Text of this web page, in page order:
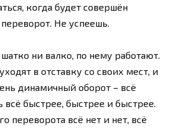
когда будет совершён
Не успеешь.
ни валко, по нему работают.
в отставку со своих мест, и
динамичный оборот – всё
всё быстрее, быстрее и быстрее.
переворота всё нет и нет, всё